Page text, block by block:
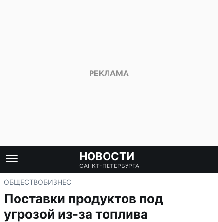
НОВОСТИ
САНКТ-ПЕТЕРБУРГА
ОБЩЕСТВОБИЗНЕС
Поставки продуктов под
угрозой из-за топлива